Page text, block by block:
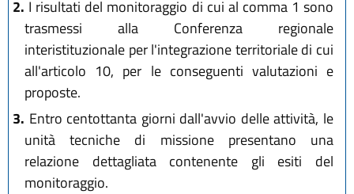
2. I risultati del monitoraggio di cui al comma 1 sono
trasmessi alla Conferenza regionale
interistituzionale per l'integrazione territoriale di cui
all'articolo 10, per le conseguenti valutazioni e
proposte.
3. Entro centottanta giorni dall'avvio delle attività, le
unità tecniche di missione presentano una
relazione dettagliata contenente gli esiti del
monitoraggio.